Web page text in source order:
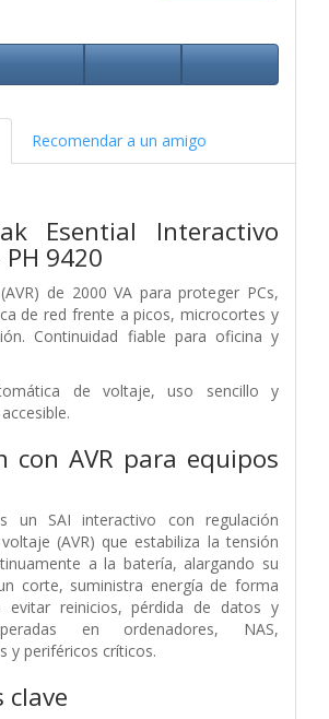
Recomendar a un amigo
Esential Interactivo
PH 9420
de 2000 VA para proteger PCs,
de red frente a picos, microcortes y
Continuidad fiable para oficina y
de voltaje, uso sencillo y
con AVR para equipos
un SAI interactivo con regulación
(AVR) que estabiliza la tensión
a la batería, alargando su
corte, suministra energía de forma
evitar reinicios, pérdida de datos y
en ordenadores, NAS,
y periféricos críticos.
clave